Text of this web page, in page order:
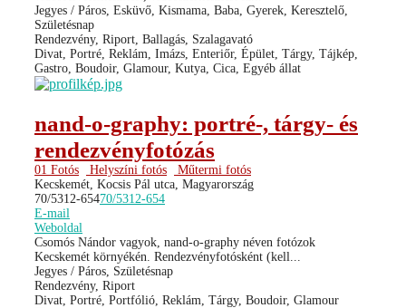
Jegyes / Páros, Esküvő, Kismama, Baba, Gyerek, Keresztelő,
Születésnap
Rendezvény, Riport, Ballagás, Szalagavató
Divat, Portré, Reklám, Imázs, Enteriőr, Épület, Tárgy, Tájkép,
Gastro, Boudoir, Glamour, Kutya, Cica, Egyéb állat
nand-o-graphy: portré-, tárgy- és
rendezvényfotózás
01 Fotós Helyszíni fotós
Műtermi fotós
Kecskemét, Kocsis Pál utca, Magyarország
70/5312-65470/5312-654
E-mail
Weboldal
Csomós Nándor vagyok, nand-o-graphy néven fotózok
Kecskemét környékén. Rendezvényfotósként (kell...
Jegyes / Páros, Születésnap
Rendezvény, Riport
Divat, Portré, Portfólió, Reklám, Tárgy, Boudoir, Glamour